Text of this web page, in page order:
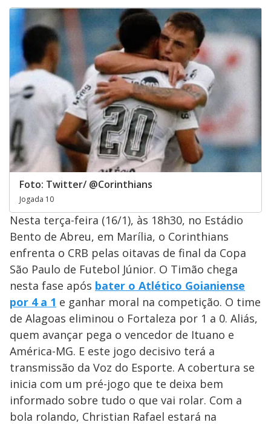
Foto: Twitter/ @Corinthians
Jogada 10
Nesta terça-feira (16/1), às 18h30, no Estádio
Bento de Abreu, em Marília, o Corinthians
enfrenta o CRB pelas oitavas de final da Copa
São Paulo de Futebol Júnior. O Timão chega
nesta fase após bater o Atlético Goianiense
por 4 a 1 e ganhar moral na competição. O time
de Alagoas eliminou o Fortaleza por 1 a 0. Aliás,
quem avançar pega o vencedor de Ituano e
América-MG. E este jogo decisivo terá a
transmissão da Voz do Esporte. A cobertura se
inicia com um pré-jogo que te deixa bem
informado sobre tudo o que vai rolar. Com a
bola rolando, Christian Rafael estará na